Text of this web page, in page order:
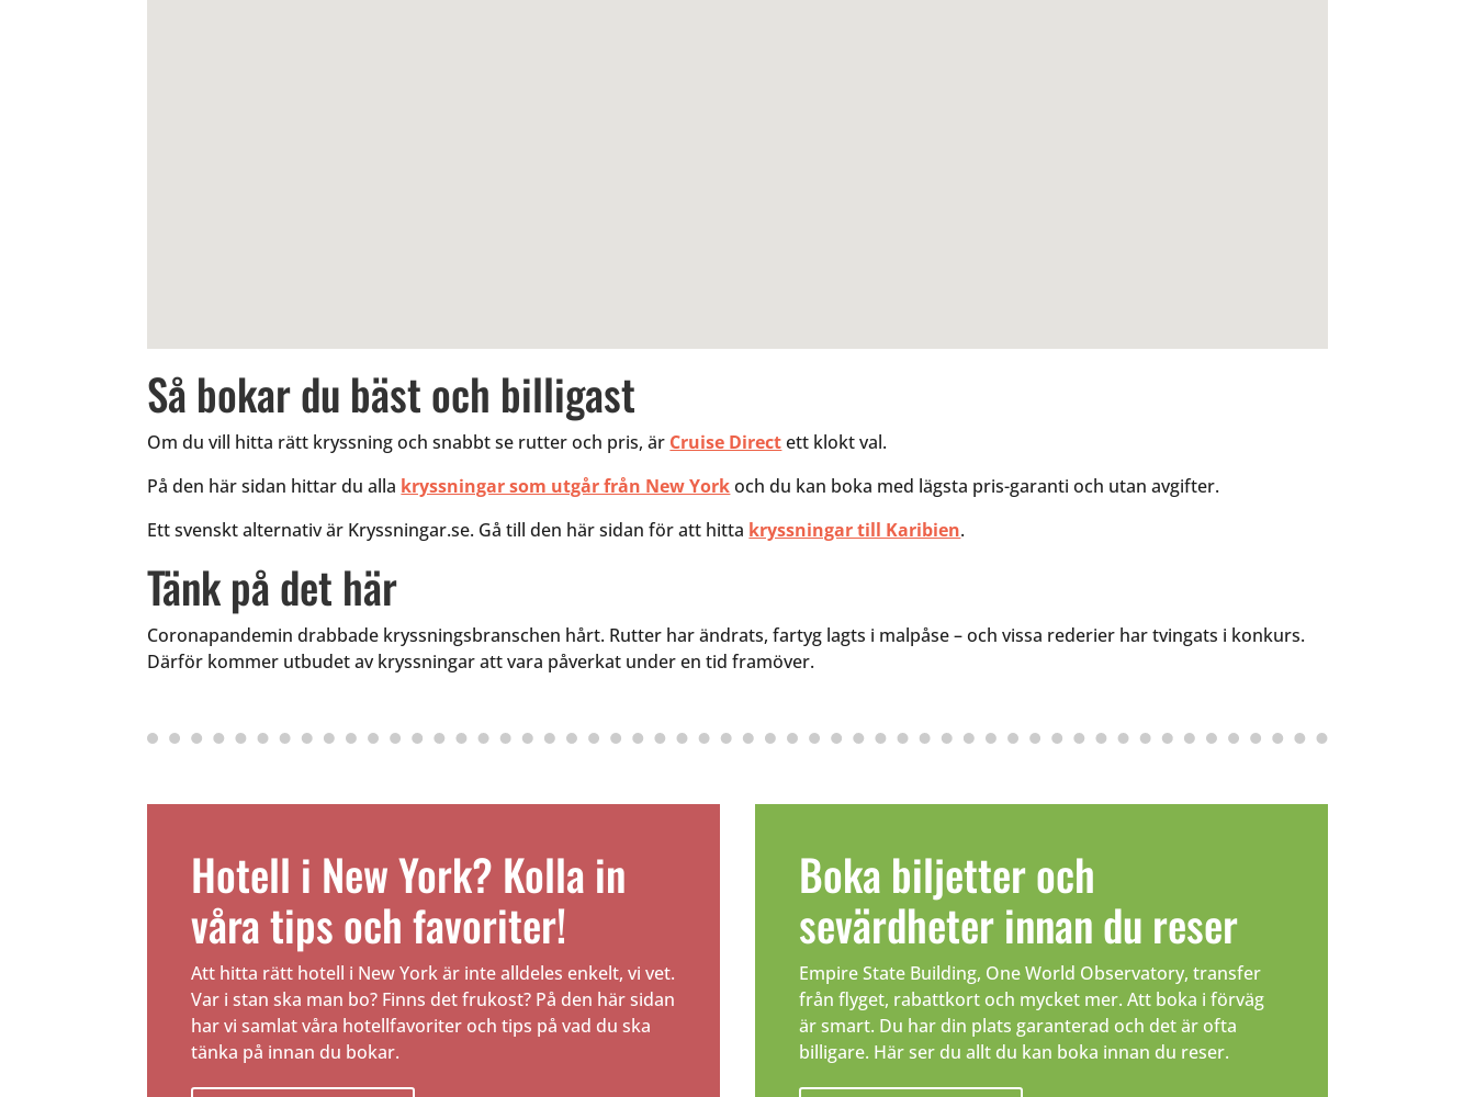
Så bokar du bäst och billigast
Om du vill hitta rätt kryssning och snabbt se rutter och pris, är Cruise Directett klokt val.
På den här sidan hittar du alla kryssningar som utgår från New Yorkoch du kan boka med lägsta pris-garanti och utan avgifter.
Ett svenskt alternativ är Kryssningar.se. Gå till den här sidan för att hitta kryssningar till Karibien.
Tänk på det här
Coronapandemin drabbade kryssningsbranschen hårt. Rutter har ändrats, fartyg lagts i malpåse – och vissa rederier har tvingats i konkurs.
Därför kommer utbudet av kryssningar att vara påverkat under en tid framöver.
Hotell i New York? Kolla in
våra tips och favoriter!
Att hitta rätt hotell i New York är inte alldeles enkelt, vi vet.
Var i stan ska man bo? Finns det frukost? På den här sidan
har vi samlat våra hotellfavoriter och tips på vad du ska
tänka på innan du bokar.
Boka biljetter och
sevärdheter innan du reser
Empire State Building, One World Observatory, transfer
från flyget, rabattkort och mycket mer. Att boka i förväg
är smart. Du har din plats garanterad och det är ofta
billigare. Här ser du allt du kan boka innan du reser.